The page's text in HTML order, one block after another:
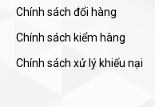
Chính sách đổi hàng
Chính sách kiểm hàng
Chính sách xử lý khiếu nại